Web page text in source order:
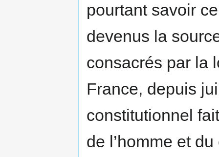
pourtant savoir
devenus la
consacrés par la
France, depuis
constitutionnel
de l’homme et